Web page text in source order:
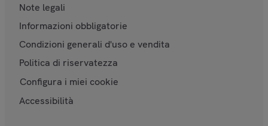
Note legali
Informazioni obbligatorie
Condizioni generali d'uso e vendita
Politica di riservatezza
Configura i miei cookie
Accessibilità